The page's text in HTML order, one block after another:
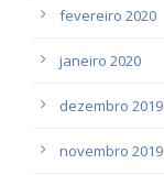
fevereiro 2020
janeiro 2020
dezembro 2019
novembro 2019